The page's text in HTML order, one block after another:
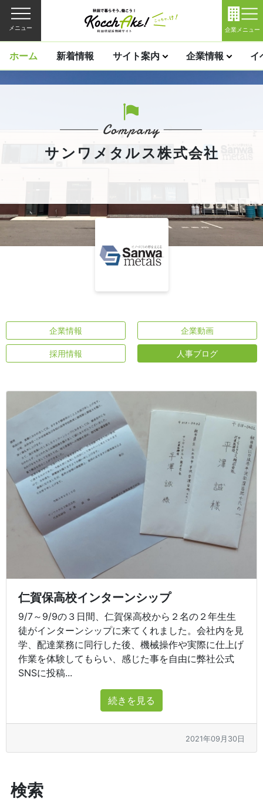
メニュー 企業メニュー
ホーム 新着情報 サイト案内 企業情報 イ
サンワメタルス株式会社
企業情報 企業動画
採用情報 人事ブログ
仁賀保高校インターンシップ
9/7～9/9の３日間、仁賀保高校から２名の２年生生
徒がインターンシップに来てくれました。会社内を見
学、配達業務に同行した後、機械操作や実際に仕上げ
作業を体験してもらい、感じた事を自由に弊社公式
SNSに投稿...
続きを見る
2021年09月30日
検索